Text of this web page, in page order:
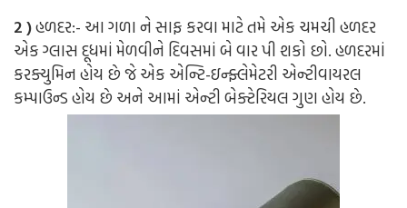
2 )હળદર:- આ ગળા ને સાફ કરવા માટે તમે એક ચમચી હળદર
એક ગ્લાસ દૂધમાં મેળવીને દિવસમાં બે વાર પી શકો છો. હળદરમાં
કરક્યુમિન હોય છે જે એક એન્ટિ-ઇન્ફ્લેમેટરી એન્ટીવાયરલ
કમ્પાઉન્ડ હોય છે અને આમાં એન્ટી બેક્ટેરિયલ ગુણ હોય છે.